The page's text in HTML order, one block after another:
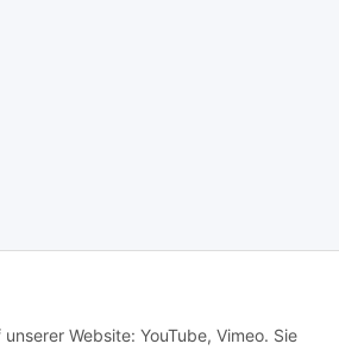
Website: YouTube, Vimeo. Sie